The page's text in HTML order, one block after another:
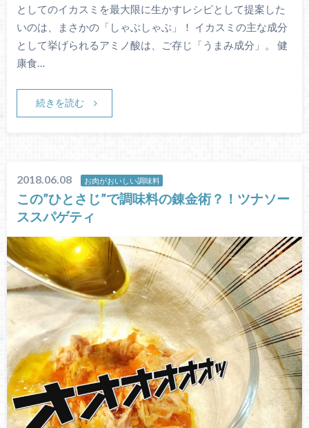
としてのイカスミを最大限に生かすレシピとして提案した
いのは、まさかの「しゃぶしゃぶ」！ イカスミの主な成分
として挙げられるアミノ酸は、ご存じ「うまみ成分」。 健
康食…
続きを読む
2018.06.08 お肉がおいしい調味料
この”ひとさじ”で調味料の錬金術？！ツナソー
ススパゲティ